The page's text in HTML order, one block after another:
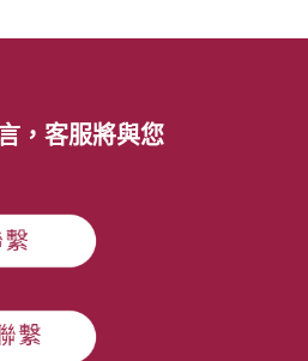
，客服將與您